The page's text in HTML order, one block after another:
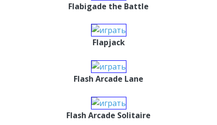
Flabigade the Battle
Flapjack
Flash Arcade Lane
Flash Arcade Solitaire